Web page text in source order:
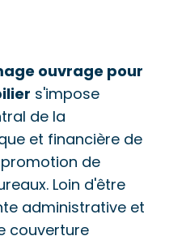
ouvrage pour
s'impose
de la
et financière de
de
Loin d'être
administrative et
couverture